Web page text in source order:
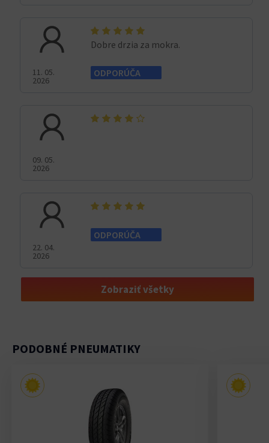
11. 05.
2026
Dobre drzia za mokra.
ODPORÚČA
09. 05.
2026
22. 04.
2026
ODPORÚČA
Zobraziť všetky
PODOBNÉ PNEUMATIKY